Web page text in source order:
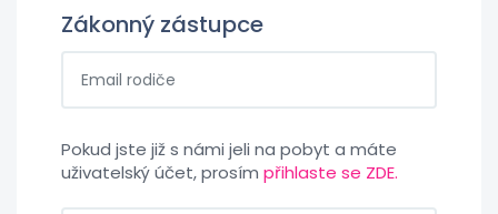
Zákonný zástupce
Pokud jste již s námi jeli na pobyt a máte
uživatelský účet, prosím přihlaste se ZDE.